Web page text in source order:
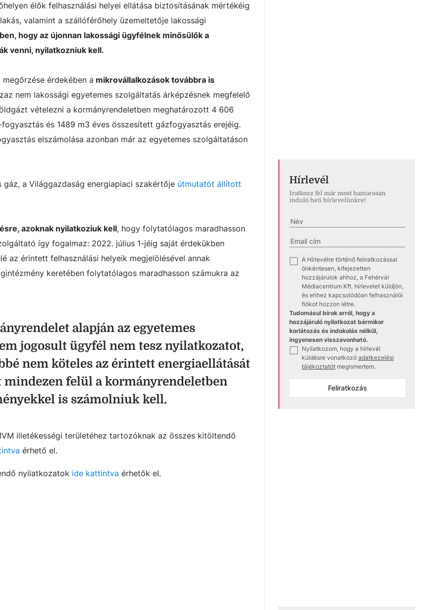
élők felhasználási helyei ellátása biztosításának mértékéig
valamint a szállóférőhely üzemeltetője lakossági
hogy az újonnan lakossági ügyfélnek minősülők a
venni, nyilatkozniuk kell.
érdekében a mikrovállalkozások továbbra is
nem lakossági egyetemes szolgáltatás árképzésnek megfelelő
vételezni a kormányrendeletben meghatározott 4 606
és 1489 m3 éves összesített gázfogyasztás erejéig.
elszámolása azonban már az egyetemes szolgáltatáson
a Világgazdaság energiapiaci szakértője útmutatót állított
azoknak nyilatkoziuk kell, hogy folytatólagos maradhasson
így fogalmaz: 2022. július 1-jéig saját érdekükben
az érintett felhasználási helyeik megjelölésével annak
keretében folytatólagos maradhasson számukra az
alapján az egyetemes
jogosult ügyfél nem tesz nyilatkozatot,
nem köteles az érintett energiaellátását
felül a kormányrendeletben
is számolniuk kell.
illetékességi területéhez tartozóknak az összes kitöltendő
érhető el.
nyilatkozatok ide kattintva érhetők el.
Hírlevél
Iratkozz fel már most hamarosan
induló heti hírlevelünkre!
✓
A Hírlevélre történő feliratkozással
önkéntesen, kifejezetten
hozzájárulok ahhoz, a Fehérvár
Médiacentrum Kft. hírlevelet küldjön,
és ehhez kapcsolódóan felhasználói
fiókot hozzon létre.
Tudomásul bírok arról, hogy a
hozzájáruló nyilatkozat bármikor
korlátozás és indokolás nélkül,
ingyenesen visszavonható.
✓
Nyilatkozom, hogy a hírlevél
küldésre vonatkozó adatkezelési
tájékoztatót megismertem.
Feliratkozás